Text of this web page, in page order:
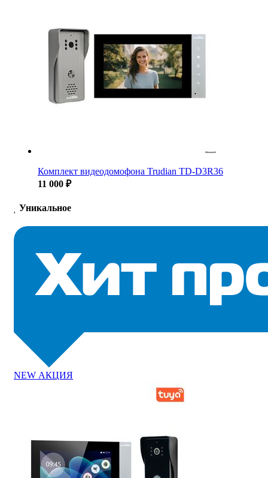
Комплект видеодомофона Trudian TD-D3R36
11 000 ₽
Уникальное
NEW АКЦИЯ